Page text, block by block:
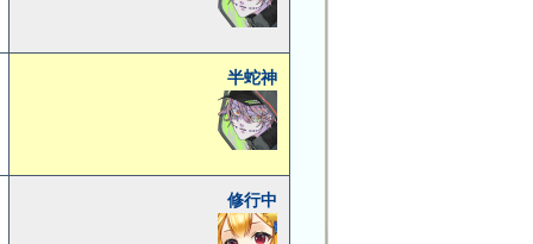
半蛇神
修行中